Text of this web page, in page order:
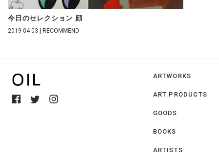
今日のセレクション 顔
2019-04-03 | RECOMMEND
ARTWORKS
ART PRODUCTS
GOODS
BOOKS
ARTISTS